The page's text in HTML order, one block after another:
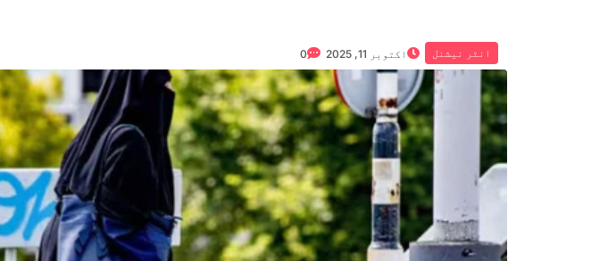
انٹر نیشنل اکتوبر 11, 2025 0